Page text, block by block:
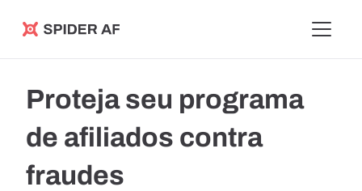
Spider AF
Proteja seu programa
de afiliados contra
fraudes